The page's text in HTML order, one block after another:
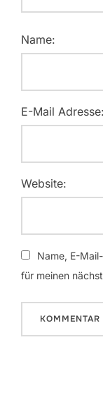
Name:
E-Mail Adresse:
Website:
Name, E-
für meinen